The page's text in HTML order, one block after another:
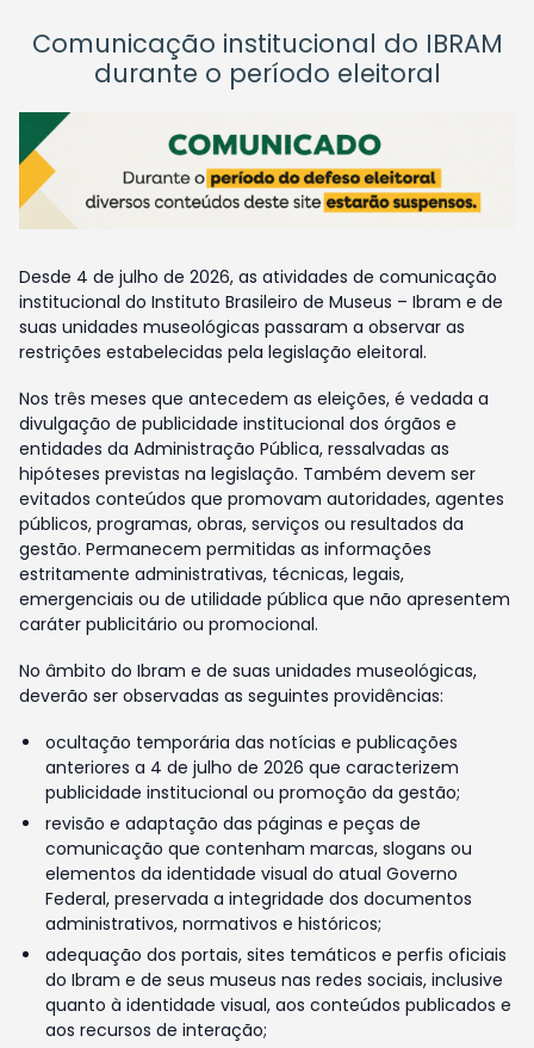
Comunicação institucional do IBRAM
durante o período eleitoral
Desde 4 de julho de 2026, as atividades de comunicação
institucional do Instituto Brasileiro de Museus – Ibram e de
suas unidades museológicas passaram a observar as
restrições estabelecidas pela legislação eleitoral.
Nos três meses que antecedem as eleições, é vedada a
divulgação de publicidade institucional dos órgãos e
entidades da Administração Pública, ressalvadas as
hipóteses previstas na legislação. Também devem ser
evitados conteúdos que promovam autoridades, agentes
públicos, programas, obras, serviços ou resultados da
gestão. Permanecem permitidas as informações
estritamente administrativas, técnicas, legais,
emergenciais ou de utilidade pública que não apresentem
caráter publicitário ou promocional.
No âmbito do Ibram e de suas unidades museológicas,
deverão ser observadas as seguintes providências:
ocultação temporária das notícias e publicações
anteriores a 4 de julho de 2026 que caracterizem
publicidade institucional ou promoção da gestão;
revisão e adaptação das páginas e peças de
comunicação que contenham marcas, slogans ou
elementos da identidade visual do atual Governo
Federal, preservada a integridade dos documentos
administrativos, normativos e históricos;
adequação dos portais, sites temáticos e perfis oficiais
do Ibram e de seus museus nas redes sociais, inclusive
quanto à identidade visual, aos conteúdos publicados e
aos recursos de interação;